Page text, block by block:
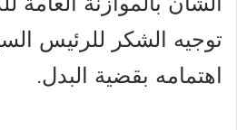
توجيه الشكر للرئيس
اهتمامه بقضية البدل.